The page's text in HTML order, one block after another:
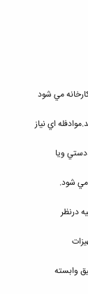
مي شود
ويا
شود.
درنظر